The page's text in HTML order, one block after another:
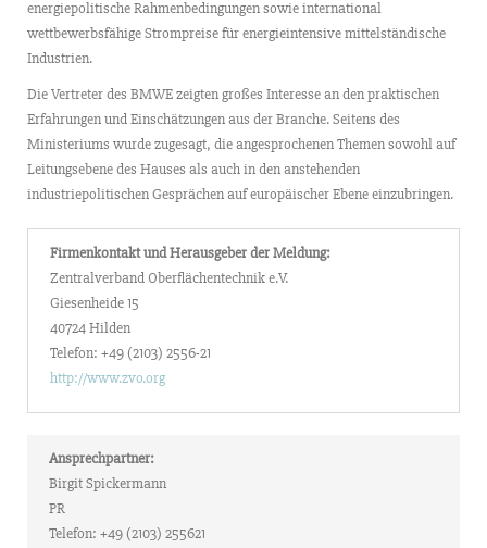
energiepolitische Rahmenbedingungen sowie international
wettbewerbsfähige Strompreise für energieintensive mittelständische
Industrien.
Die Vertreter des BMWE zeigten großes Interesse an den praktischen
Erfahrungen und Einschätzungen aus der Branche. Seitens des
Ministeriums wurde zugesagt, die angesprochenen Themen sowohl auf
Leitungsebene des Hauses als auch in den anstehenden
industriepolitischen Gesprächen auf europäischer Ebene einzubringen.
Firmenkontakt und Herausgeber der Meldung:
Zentralverband Oberflächentechnik e.V.
Giesenheide 15
40724 Hilden
Telefon: +49 (2103) 2556-21
http://www.zvo.org
Ansprechpartner:
Birgit Spickermann
PR
Telefon: +49 (2103) 255621